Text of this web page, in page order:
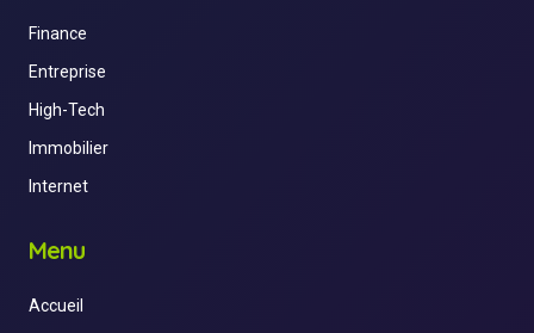
Finance
Entreprise
High-Tech
Immobilier
Internet
Menu
Accueil